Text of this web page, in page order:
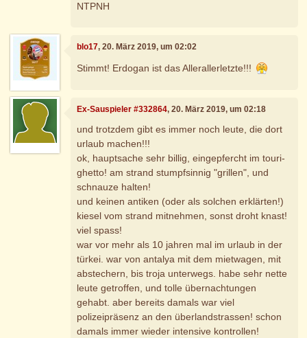
NTPNH
blo17, 20. März 2019, um 02:02
Stimmt! Erdogan ist das Allerallerletzte!!!
Ex-Sauspieler #332864, 20. März 2019, um 02:18
und trotzdem gibt es immer noch leute, die dort
urlaub machen!!!
ok, hauptsache sehr billig, eingepfercht im touri-
ghetto! am strand stumpfsinnig "grillen", und
schnauze halten!
und keinen antiken (oder als solchen erklärten!)
kiesel vom strand mitnehmen, sonst droht knast!
viel spass!
war vor mehr als 10 jahren mal im urlaub in der
türkei. war von antalya mit dem mietwagen, mit
abstechern, bis troja unterwegs. habe sehr nette
leute getroffen, und tolle übernachtungen
gehabt. aber bereits damals war viel
polizeipräsenz an den überlandstrassen! schon
damals immer wieder intensive kontrollen!